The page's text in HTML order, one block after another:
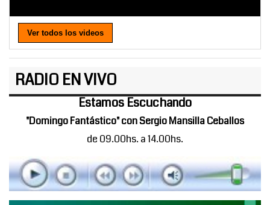
Ver todos los videos
RADIO EN VIVO
Estamos Escuchando
"Domingo Fantástico" con Sergio Mansilla Ceballos
de 09.00hs. a 14.00hs.